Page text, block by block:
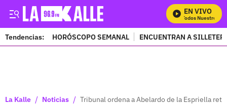
EN VIVO
Mira Todos Nuestros
Tendencias: HORÓSCOPO SEMANAL ENCUENTRAN A
La Kalle / Noticias / Tribunal ordena a Abelardo de la Espriella